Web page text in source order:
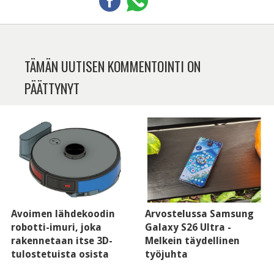
TÄMÄN UUTISEN KOMMENTOINTI ON
PÄÄTTYNYT
Avoimen lähdekoodin
robotti-imuri, joka
rakennetaan itse 3D-
tulostetuista osista
Arvostelussa Samsung
Galaxy S26 Ultra -
Melkein täydellinen
työjuhta